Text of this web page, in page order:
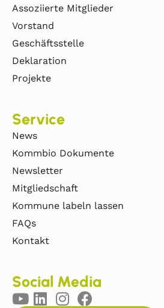
Assoziierte Mitglieder
Vorstand
Geschäftsstelle
Deklaration
Projekte
Service
News
Kommbio Dokumente
Newsletter
Mitgliedschaft
Kommune labeln lassen
FAQs
Kontakt
Social Media